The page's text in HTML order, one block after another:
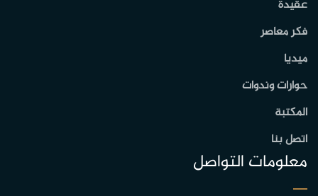
عقيدة
فكر معاصر
ميديا
حوارات وندوات
المكتبة
اتصل بنا
معلومات التواصل